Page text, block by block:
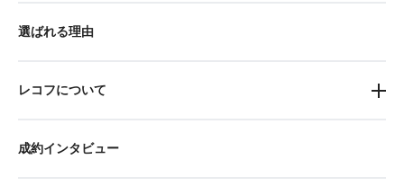
選ばれる理由
レコフについて
成約インタビュー